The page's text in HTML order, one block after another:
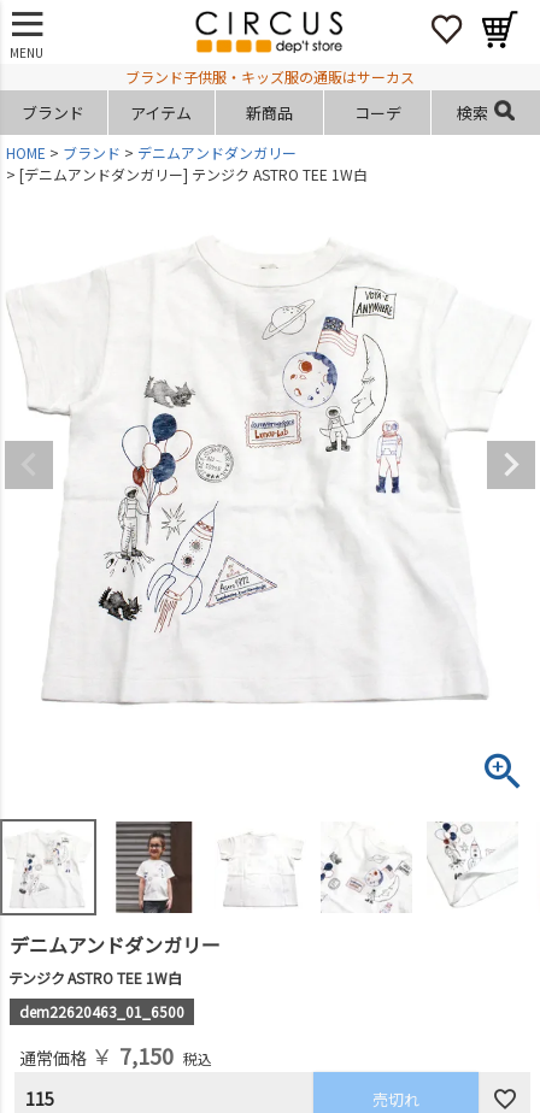
MENU
ブランド子供服・キッズ服の通販はサーカス
ブランド アイテム 新商品 コーデ 検索
HOME ブランド
デニムアンドダンガリー
[デニムアンドダンガリー] テンジク ASTRO TEE 1W白
デニムアンドダンガリー
テンジク ASTRO TEE 1W白
dem22620463_01_6500
通常価格 ￥ 7,150 税込
115 売切れ